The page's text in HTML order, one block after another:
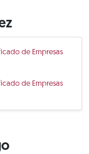
de Empresas
de Empresas